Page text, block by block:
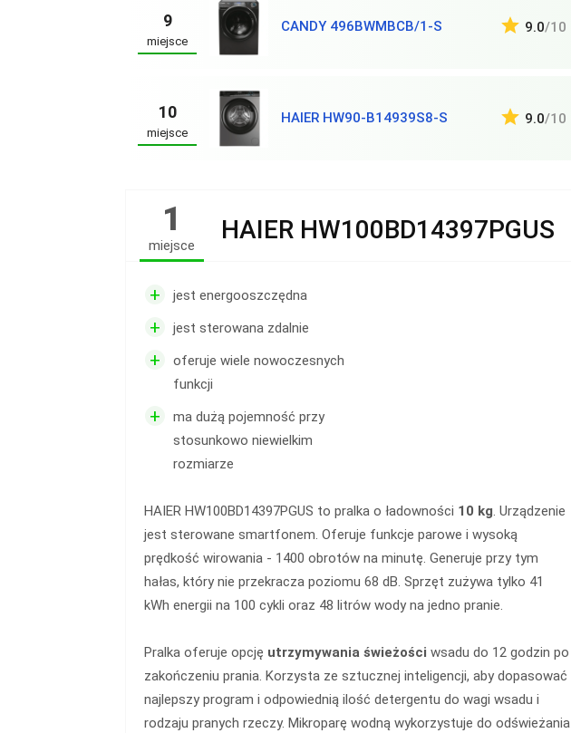
9
miejsce
CANDY 496BWMBCB/1-S 9.0/10
10
miejsce
HAIER HW90-B14939S8-S 9.0/10
1
miejsce
HAIER HW100BD14397PGUS
+ jest energooszczędna
+ jest sterowana zdalnie
+
oferuje wiele nowoczesnych
funkcji
+
ma dużą pojemność przy
stosunkowo niewielkim
rozmiarze
HAIER HW100BD14397PGUS to pralka o ładowności 10 kg. Urządzenie
jest sterowane smartfonem. Oferuje funkcje parowe i wysoką
prędkość wirowania - 1400 obrotów na minutę. Generuje przy tym
hałas, który nie przekracza poziomu 68 dB. Sprzęt zużywa tylko 41
kWh energii na 100 cykli oraz 48 litrów wody na jedno pranie.
Pralka oferuje opcję utrzymywania świeżości wsadu do 12 godzin po
zakończeniu prania. Korzysta ze sztucznej inteligencji, aby dopasować
najlepszy program i odpowiednią ilość detergentu do wagi wsadu i
rodzaju pranych rzeczy. Mikroparę wodną wykorzystuje do odświeżania